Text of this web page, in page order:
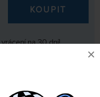
×
KOUPIT
na 30 dní!